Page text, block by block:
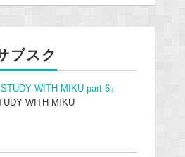
ブスク
STUDY WITH MIKU part 6』
WITH MIKU